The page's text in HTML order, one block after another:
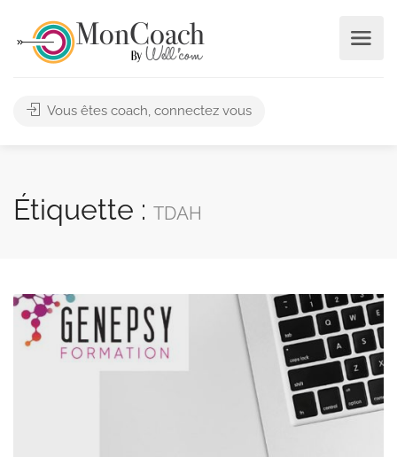
Vous êtes coach, connectez vous
Étiquette : TDAH